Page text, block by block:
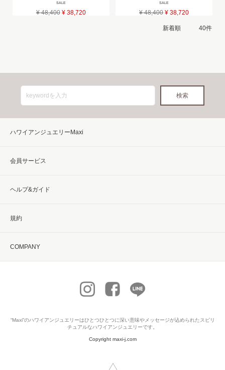
SALE
¥ 48,400 ¥ 38,720
SALE
¥ 48,400 ¥ 38,720
ハワイアンジュエリーMaxi
会員サービス
ヘルプ&ガイド
規約
COMPANY
“Maxi”のハワイアンジュエリーはひとつひとつに深い意味やメッセージが込められたスピリ
チュアルなハワイアンジュエリーです。
Copyright maxi-j.com